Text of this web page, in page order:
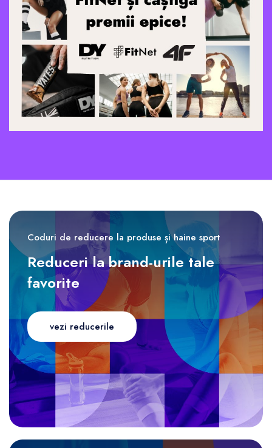
Coduri de reducere la produse și haine sport
Reduceri la brand-urile tale
favorite
vezi reducerile